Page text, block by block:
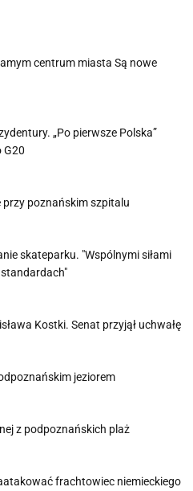
centrum miasta Są nowe
„Po pierwsze Polska”
G20
poznańskim szpitalu
skateparku. "Wspólnymi siłami
Kostki. Senat przyjął uchwałę
jeziorem
z podpoznańskich plaż
frachtowiec niemieckiego